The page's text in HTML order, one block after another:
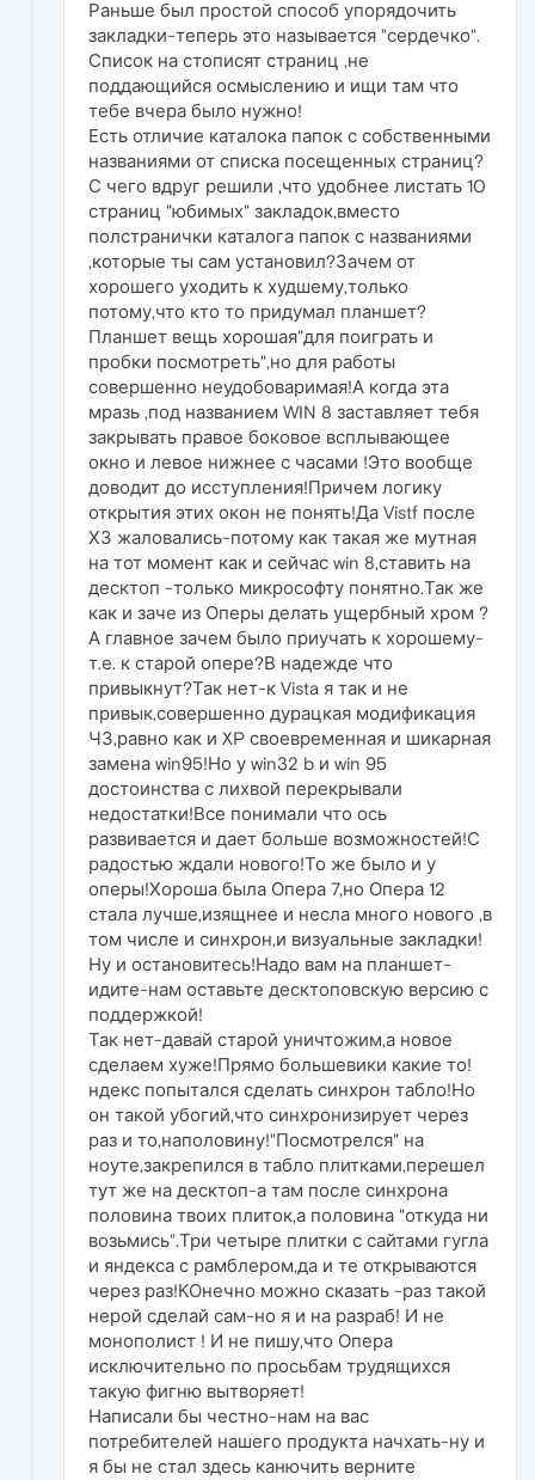
Раньше был простой способ упорядочить
закладки-теперь это называется "сердечко".
Список на стописят страниц ,не
поддающийся осмыслению и ищи там что
тебе вчера было нужно!
Есть отличие каталока папок с собственными
названиями от списка посещенных страниц?
С чего вдруг решили ,что удобнее листать 10
страниц "юбимых" закладок,вместо
полстранички каталога папок с названиями
,которые ты сам установил?Зачем от
хорошего уходить к худшему,только
потому,что кто то придумал планшет?
Планшет вещь хорошая"для поиграть и
пробки посмотреть",но для работы
совершенно неудобоваримая!А когда эта
мразь ,под названием WIN 8 заставляет тебя
закрывать правое боковое всплывающее
окно и левое нижнее с часами !Это вообще
доводит до исступления!Причем логику
открытия этих окон не понять!Да Vistf после
ХЗ жаловались-потому как такая же мутная
на тот момент как и сейчас win 8,ставить на
десктоп -только микрософту понятно.Так же
как и заче из Оперы делать ущербный хром ?
А главное зачем было приучать к хорошему-
т.е. к старой опере?В надежде что
привыкнут?Так нет-к Vista я так и не
привык,совершенно дурацкая модификация
ЧЗ,равно как и XP своевременная и шикарная
замена win95!Но у win32 b и win 95
достоинства с лихвой перекрывали
недостатки!Все понимали что ось
развивается и дает больше возможностей!С
радостью ждали нового!То же было и у
оперы!Хороша была Опера 7,но Опера 12
стала лучше,изящнее и несла много нового ,в
том числе и синхрон,и визуальные закладки!
Ну и остановитесь!Надо вам на планшет-
идите-нам оставьте десктоповскую версию с
поддержкой!
Так нет-давай старой уничтожим,а новое
сделаем хуже!Прямо большевики какие то!
ндекс попытался сделать синхрон табло!Но
он такой убогий,что синхронизирует через
раз и то,наполовину!"Посмотрелся" на
ноуте,закрепился в табло плитками,перешел
тут же на десктоп-а там после синхрона
половина твоих плиток,а половина "откуда ни
возьмись".Три четыре плитки с сайтами гугла
и яндекса с рамблером,да и те открываются
через раз!КОнечно можно сказать -раз такой
нерой сделай сам-но я и на разраб! И не
монополист ! И не пишу,что Опера
исключительно по просьбам трудящихся
такую фигню вытворяет!
Написали бы честно-нам на вас
потребителей нашего продукта начхать-ну и
я бы не стал здесь канючить верните